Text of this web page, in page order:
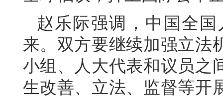
赵乐际强调，中国全
来。双方要继续加强立法
小组、人大代表和议员之
生改善、立法、监督等开